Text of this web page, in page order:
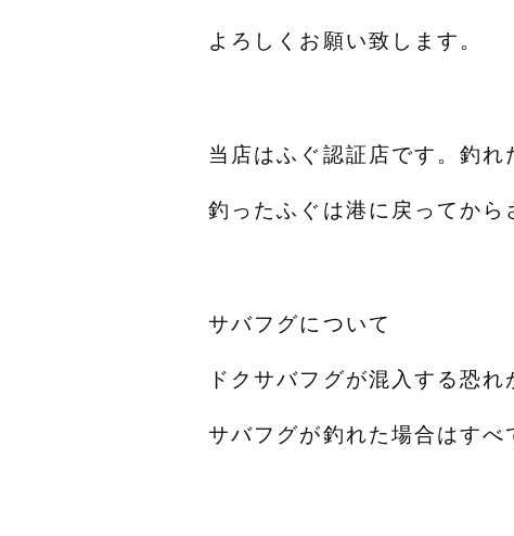
よろしくお願い致します。
当店はふぐ認証店です。釣れ
釣ったふぐは港に戻ってから
サバフグについて
ドクサバフグが混入する恐
サバフグが釣れた場合はすべ